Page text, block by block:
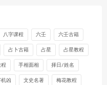
八字课程 六壬 六壬古籍
占卜古籍 占星 占星教程
程 手相面相 择日/姓名
凶 文史名著 梅花教程